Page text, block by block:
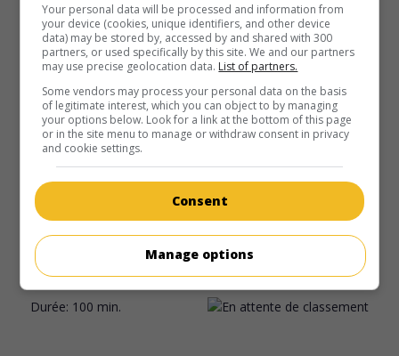
au cinéma
Legacy of Sin: The William Coit Story
É.-U. 1995. Drame policierde Steven Schachter avec Neil
Patrick Harris,Bonnie Bedelia,Meredith Salenger. Un jeune
homme en vient à soupçonner sa mère d'avoir assassiné
son père.
Durée: 100 min.
Your personal data will be processed and information from
your device (cookies, unique identifiers, and other device
data) may be stored by, accessed by and shared with 300
partners, or used specifically by this site. We and our partners
may use precise geolocation data. List of partners.
Some vendors may process your personal data on the basis
of legitimate interest, which you can object to by managing
your options below. Look for a link at the bottom of this page
or in the site menu to manage or withdraw consent in privacy
and cookie settings.
Consent
Manage options